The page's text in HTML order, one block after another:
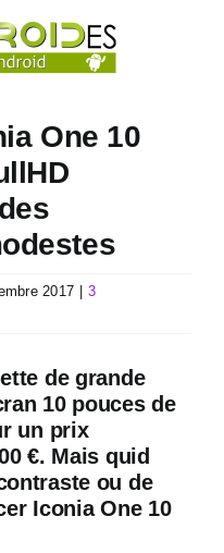
One 10
2017
3
de grande
10 pouces de
un prix
€. Mais quid
ou de
Iconia One 10